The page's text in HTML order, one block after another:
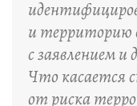
и территорию
с заявлением и
Что касается
от риска